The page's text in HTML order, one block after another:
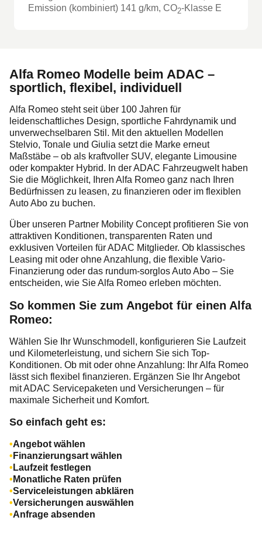
Emission (kombiniert) 141 g/km, CO2-Klasse E
Alfa Romeo Modelle beim ADAC –
sportlich, flexibel, individuell
Alfa Romeo steht seit über 100 Jahren für
leidenschaftliches Design, sportliche Fahrdynamik und
unverwechselbaren Stil. Mit den aktuellen Modellen
Stelvio, Tonale und Giulia setzt die Marke erneut
Maßstäbe – ob als kraftvoller SUV, elegante Limousine
oder kompakter Hybrid. In der ADAC Fahrzeugwelt haben
Sie die Möglichkeit, Ihren Alfa Romeo ganz nach Ihren
Bedürfnissen zu leasen, zu finanzieren oder im flexiblen
Auto Abo zu buchen.
Über unseren Partner Mobility Concept profitieren Sie von
attraktiven Konditionen, transparenten Raten und
exklusiven Vorteilen für ADAC Mitglieder. Ob klassisches
Leasing mit oder ohne Anzahlung, die flexible Vario-
Finanzierung oder das rundum-sorglos Auto Abo – Sie
entscheiden, wie Sie Alfa Romeo erleben möchten.
So kommen Sie zum Angebot für einen Alfa
Romeo:
Wählen Sie Ihr Wunschmodell, konfigurieren Sie Laufzeit
und Kilometerleistung, und sichern Sie sich Top-
Konditionen. Ob mit oder ohne Anzahlung: Ihr Alfa Romeo
lässt sich flexibel finanzieren. Ergänzen Sie Ihr Angebot
mit ADAC Servicepaketen und Versicherungen – für
maximale Sicherheit und Komfort.
So einfach geht es:
Angebot wählen
Finanzierungsart wählen
Laufzeit festlegen
Monatliche Raten prüfen
Serviceleistungen abklären
Versicherungen auswählen
Anfrage absenden